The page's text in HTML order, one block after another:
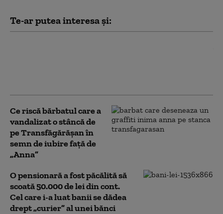
Te-ar putea interesa și:
Ce riscă bărbatul care a
vandalizat o stâncă de
pe Transfăgărășan în
semn de iubire față de
„Anna”
O pensionară a fost păcălită să
scoată 50.000 de lei din cont.
Cel care i-a luat banii se dădea
drept „curier” al unei bănci